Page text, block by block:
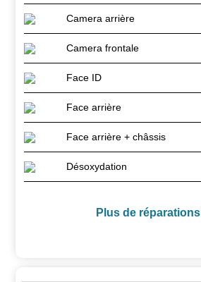
Camera arrière
Camera frontale
Face ID
Face arrière
Face arrière + châssis
Désoxydation
Plus de réparations